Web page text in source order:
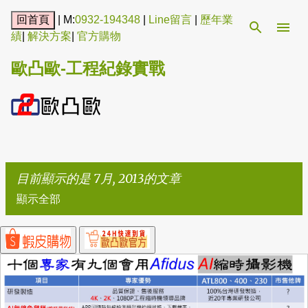
跳到主要內容
| M:0932-194348 Line留言
歷年業
績 解決方案 官方購物
歐凸歐-工程紀錄實戰
目前顯示的是 7月, 2013的文章
顯示全部
發
表
文